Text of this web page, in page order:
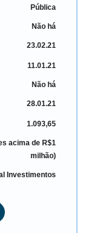
Pública
Não há
23.02.21
11.01.21
Não há
28.01.21
1.093,65
acima de R$1
milhão)
Investimentos